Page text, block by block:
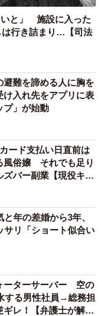
いと」 施設に入った
は行き詰まり…【司法
難を諦める人に胸を
入れ先をアプリに表
プ」が始動
ード支払い日直前は
俗嬢 それでも足り
バー副業【現役キャ
年の差婚から3年、
サリ「ショート似合い
ーターサーバー 空の
する男性社員→総務担
ギレ！【弁護士が解